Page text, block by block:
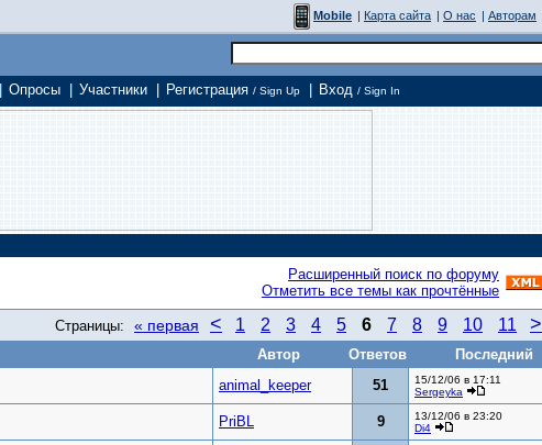
Mobile | Карта сайта | О нас | Авторам
Опросы Участники Регистрация / Sign Up Вход / Sign In
Расширенный поиск по форуму
Отметить все темы как прочтённые
Страницы: « первая < 1 2 3 4 5 6 7 8 9 10 11 >
Автор Ответов
Последний
animal_keeper 51
15/12/06 в 17:11
Sergeyka
PriBL 9
13/12/06 в 23:20
Di4